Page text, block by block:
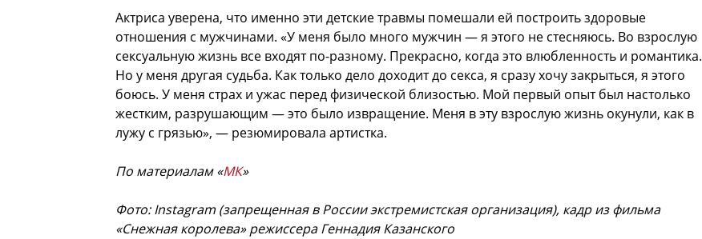
Актриса уверена, что именно эти детские травмы помешали ей построить здоровые
отношения с мужчинами. «У меня было много мужчин — я этого не стесняюсь. Во взрослую
сексуальную жизнь все входят по-разному. Прекрасно, когда это влюбленность и романтика.
Но у меня другая судьба. Как только дело доходит до секса, я сразу хочу закрыться, я этого
боюсь. У меня страх и ужас перед физической близостью. Мой первый опыт был настолько
жестким, разрушающим — это было извращение. Меня в эту взрослую жизнь окунули, как в
лужу с грязью», — резюмировала артистка.
По материалам «МК»
Фото: Instagram (запрещенная в России экстремистская организация), кадр из фильма
«Снежная королева» режиссера Геннадия Казанского